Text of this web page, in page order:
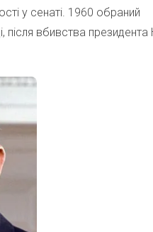
у сенаті. 1960 обраний
вбивства президента